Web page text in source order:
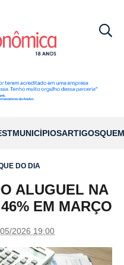
MUNICÍPIOSARTIGOS
DO DIA
ALUGUEL NA
EM MARÇO
2026 19:00